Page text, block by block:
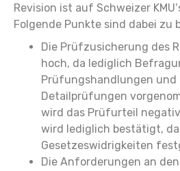
Revision ist auf Schweizer
Folgende Punkte sind dabei zu
Die Prüfzusicherung des
hoch, da lediglich
Prüfungshandlungen und
Detailprüfungen
wird das Prüfurteil
wird lediglich bestätigt,
Gesetzeswidrigkeiten
Die Anforderungen an